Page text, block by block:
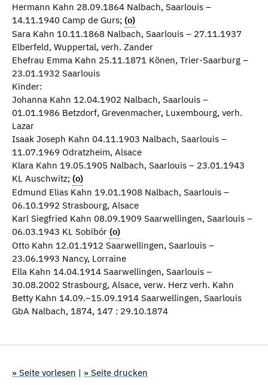
Hermann Kahn 28.09.1864 Nalbach, Saarlouis –
14.11.1940 Camp de Gurs; (o)
Sara Kahn 10.11.1868 Nalbach, Saarlouis – 27.11.1937
Elberfeld, Wuppertal, verh. Zander
Ehefrau Emma Kahn 25.11.1871 Könen, Trier-Saarburg –
23.01.1932 Saarlouis
Kinder:
Johanna Kahn 12.04.1902 Nalbach, Saarlouis –
01.01.1986 Betzdorf, Grevenmacher, Luxembourg, verh.
Lazar
Isaak Joseph Kahn 04.11.1903 Nalbach, Saarlouis –
11.07.1969 Odratzheim, Alsace
Klara Kahn 19.05.1905 Nalbach, Saarlouis – 23.01.1943
KL Auschwitz; (o)
Edmund Elias Kahn 19.01.1908 Nalbach, Saarlouis –
06.10.1992 Strasbourg, Alsace
Karl Siegfried Kahn 08.09.1909 Saarwellingen, Saarlouis –
06.03.1943 KL Sobibór (o)
Otto Kahn 12.01.1912 Saarwellingen, Saarlouis –
23.06.1993 Nancy, Lorraine
Ella Kahn 14.04.1914 Saarwellingen, Saarlouis –
30.08.2002 Strasbourg, Alsace, verw. Herz verh. Kahn
Betty Kahn 14.09.–15.09.1914 Saarwellingen, Saarlouis
GbA Nalbach, 1874, 147 : 29.10.1874
» Seite vorlesen | » Seite drucken